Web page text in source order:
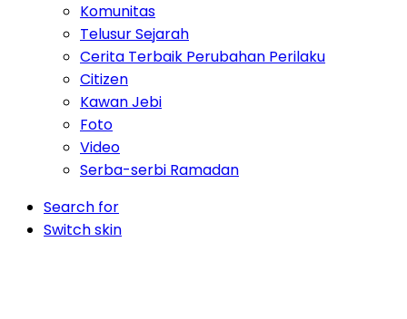
Komunitas
Telusur Sejarah
Cerita Terbaik Perubahan Perilaku
Citizen
Kawan Jebi
Foto
Video
Serba-serbi Ramadan
Search for
Switch skin